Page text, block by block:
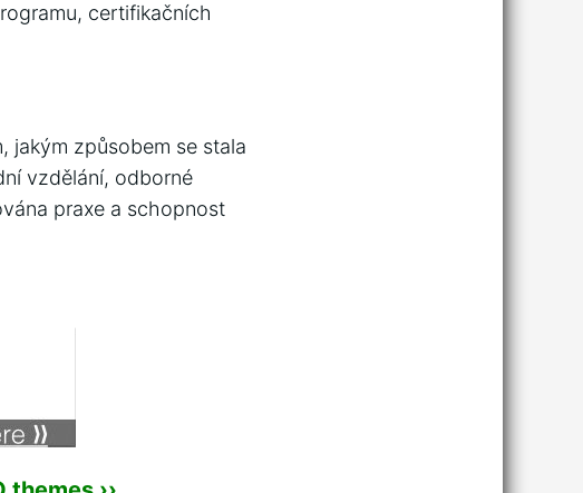
certifikačních
jakým způsobem se stala
vzdělání, odborné
praxe a schopnost